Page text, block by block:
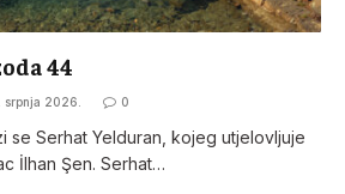
44
srpnja 2026. 0
se Serhat Yelduran, kojeg utjelovljuje
İlhan Şen. Serhat…